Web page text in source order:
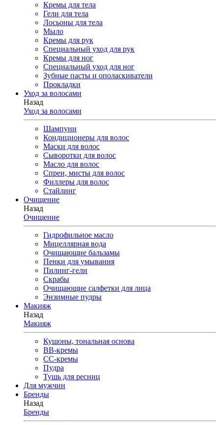
Кремы для тела
Гели для тела
Лосьоны для тела
Мыло
Кремы для рук
Специальный уход для рук
Кремы для ног
Специальный уход для ног
Зубные пасты и ополаскиватели
Прокладки
Уход за волосами
Назад
Уход за волосами
Шампуни
Кондиционеры для волос
Маски для волос
Сыворотки для волос
Масло для волос
Спреи, мисты для волос
Филлеры для волос
Стайлинг
Очищение
Назад
Очищение
Гидрофильное масло
Мицеллярная вода
Очищающие бальзамы
Пенки для умывания
Пилинг-гели
Скрабы
Очищающие салфетки для лица
Энзимные пудры
Макияж
Назад
Макияж
Кушоны, тональная основа
BB-кремы
CC-кремы
Пудра
Тушь для ресниц
Для мужчин
Бренды
Назад
Бренды